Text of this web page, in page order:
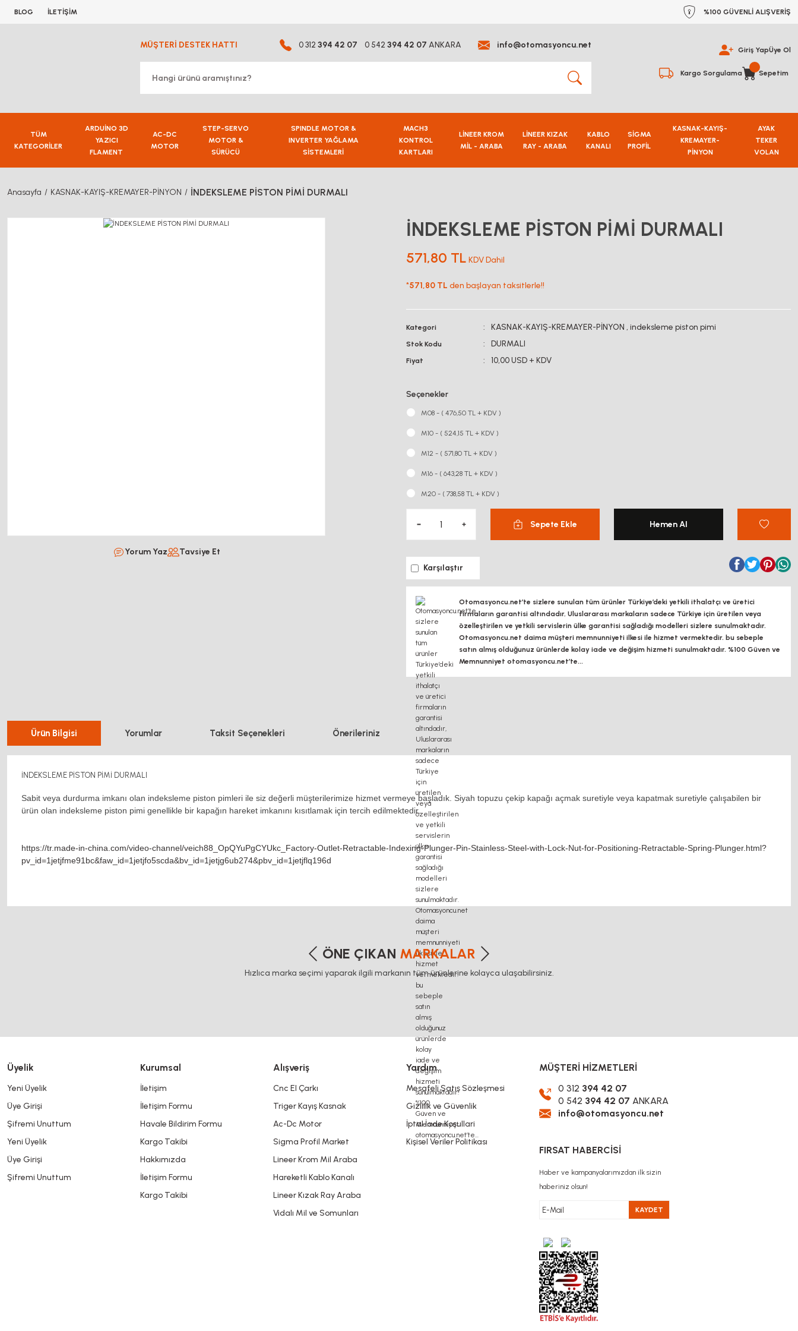
BLOG İLETİŞİM %100 GÜVENLİ ALIŞVERİŞ
MÜŞTERİ DESTEK HATTI 0 312 394 42 07 0 542 394 42 07 ANKARA info@otomasyoncu.net Giriş YapÜye Ol
Kargo Sorgulama Sepetim
TÜM
KATEGORİLER
ARDUİNO 3D
YAZICI
FLAMENT
AC-DC
MOTOR
STEP-SERVO
MOTOR &
SÜRÜCÜ
SPINDLE MOTOR &
INVERTER YAĞLAMA
SİSTEMLERİ
MACH3
KONTROL
KARTLARI
LİNEER KROM
MİL - ARABA
LİNEER KIZAK
RAY - ARABA
KABLO
KANALI
SİGMA
PROFİL
KASNAK-KAYIŞ-
KREMAYER-
PİNYON
AYAK
TEKER
VOLAN
Anasayfa KASNAK-KAYIŞ-KREMAYER-PİNYON İNDEKSLEME PİSTON PİMİ DURMALI
Yorum Yaz Tavsiye Et
İNDEKSLEME PİSTON PİMİ DURMALI
571,80 TL KDV Dahil
*571,80 TL den başlayan taksitlerle!!
Kategori KASNAK-KAYIŞ-KREMAYER-PİNYON , indeksleme piston pimi
Stok Kodu DURMALI
Fiyat 10,00 USD + KDV
Seçenekler
M08 - ( 476,50 TL + KDV )
M10 - ( 524,15 TL + KDV )
M12 - ( 571,80 TL + KDV )
M16 - ( 643,28 TL + KDV )
M20 - ( 738,58 TL + KDV )
Sepete Ekle Hemen Al
Karşılaştır
Otomasyoncu.net’te sizlere sunulan tüm ürünler Türkiye’deki yetkili ithalatçı ve üretici
firmaların garantisi altındadır, Uluslararası markaların sadece Türkiye için üretilen veya
özelleştirilen ve yetkili servislerin ülke garantisi sağladığı modelleri sizlere sunulmaktadır.
Otomasyoncu.net daima müşteri memnunniyeti ilkesi ile hizmet vermektedir. bu sebeple
satın almış olduğunuz ürünlerde kolay iade ve değişim hizmeti sunulmaktadır. %100 Güven ve
Memnunniyet otomasyoncu.net’te...
Ürün Bilgisi Yorumlar Taksit Seçenekleri Önerileriniz
İNDEKSLEME PİSTON PİMİ DURMALI
Sabit veya durdurma imkanı olan indeksleme piston pimleri ile siz değerli müşterilerimize hizmet vermeye başladık. Siyah topuzu çekip kapağı açmak suretiyle veya kapatmak suretiyle çalışabilen bir
ürün olan indeksleme piston pimi genellikle bir kapağın hareket imkanını kısıtlamak için tercih edilmektedir.
https://tr.made-in-china.com/video-channel/veich88_OpQYuPgCYUkc_Factory-Outlet-Retractable-Indexing-Plunger-Pin-Stainless-Steel-with-Lock-Nut-for-Positioning-Retractable-Spring-Plunger.html?
pv_id=1jetjfme91bc&faw_id=1jetjfo5scda&bv_id=1jetjg6ub274&pbv_id=1jetjflq196d
Bu ürüne ilk yorumu siz yapın!
Yorum Yaz
Bu ürünün fiyat bilgisi, resim, ürün açıklamalarında ve diğer konularda yetersiz gördüğünüz noktaları öneri formunu kullanarak tarafımıza iletebilirsiniz.
ÖNE ÇIKAN MARKALAR
Hızlıca marka seçimi yaparak ilgili markanın tüm ürünlerine kolayca ulaşabilirsiniz.
Üyelik
Yeni Üyelik
Üye Girişi
Şifremi Unuttum
Yeni Üyelik
Üye Girişi
Şifremi Unuttum
Kurumsal
İletişim
İletişim Formu
Havale Bildirim Formu
Kargo Takibi
Hakkımızda
İletişim Formu
Kargo Takibi
Alışveriş
Cnc El Çarkı
Triger Kayış Kasnak
Ac-Dc Motor
Sigma Profil Market
Lineer Krom Mil Araba
Hareketli Kablo Kanalı
Lineer Kızak Ray Araba
Vidalı Mil ve Somunları
Yardım
Mesafeli Satış Sözleşmesi
Gizlilik ve Güvenlik
İptal İade Koşullari
Kişisel Veriler Politikası
MÜŞTERİ HİZMETLERİ
0 312 394 42 07
0 542 394 42 07 ANKARA
info@otomasyoncu.net
FIRSAT HABERCİSİ
Haber ve kampanyalarımızdan ilk sizin
haberiniz olsun!
KAYDET